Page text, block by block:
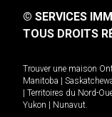
© SERVICES
TOUS DROITS
Trouver une maison
Manitoba
Territoires du Nord-
Yukon
Nunavut.